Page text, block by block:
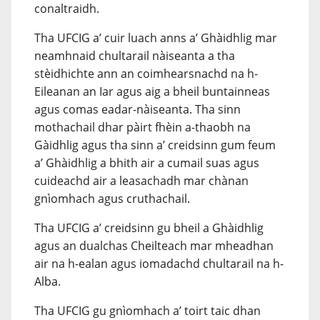
conaltraidh.
Tha UFCIG a’ cuir luach anns a’ Ghàidhlig mar
neamhnaid chultarail nàiseanta a tha
stèidhichte ann an coimhearsnachd na h-
Eileanan an Iar agus aig a bheil buntainneas
agus comas eadar-nàiseanta. Tha sinn
mothachail dhar pàirt fhèin a-thaobh na
Gàidhlig agus tha sinn a’ creidsinn gum feum
a’ Ghàidhlig a bhith air a cumail suas agus
cuideachd air a leasachadh mar chànan
gnìomhach agus cruthachail.
Tha UFCIG a’ creidsinn gu bheil a Ghàidhlig
agus an dualchas Cheilteach mar mheadhan
air na h-ealan agus iomadachd chultarail na h-
Alba.
Tha UFCIG gu gnìomhach a’ toirt taic dhan